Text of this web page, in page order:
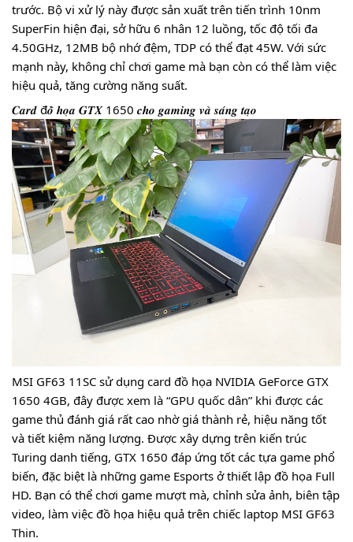
trước. Bộ vi xử lý này được sản xuất trên tiến trình 10nm
SuperFin hiện đại, sở hữu 6 nhân 12 luồng, tốc độ tối đa
4.50GHz, 12MB bộ nhớ đệm, TDP có thể đạt 45W. Với sức
mạnh này, không chỉ chơi game mà bạn còn có thể làm việc
hiệu quả, tăng cường năng suất.
𝑪𝒂𝒓𝒅 đ𝒐̂̀ 𝒉𝒐̣𝒂 𝑮𝑻𝑿 1650 𝒄𝒉𝒐 𝒈𝒂𝒎𝒊𝒏𝒈 𝒗𝒂̀ 𝒔𝒂́𝒏𝒈 𝒕𝒂̣𝒐
MSI GF63 11SC sử dụng card đồ họa NVIDIA GeForce GTX
1650 4GB, đây được xem là “GPU quốc dân” khi được các
game thủ đánh giá rất cao nhờ giá thành rẻ, hiệu năng tốt
và tiết kiệm năng lượng. Được xây dựng trên kiến trúc
Turing danh tiếng, GTX 1650 đáp ứng tốt các tựa game phổ
biến, đặc biệt là những game Esports ở thiết lập đồ họa Full
HD. Bạn có thể chơi game mượt mà, chỉnh sửa ảnh, biên tập
video, làm việc đồ họa hiệu quả trên chiếc laptop MSI GF63
Thin.